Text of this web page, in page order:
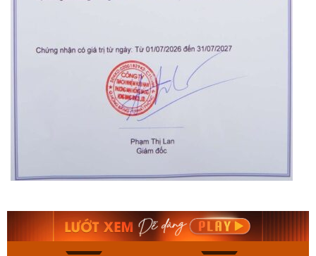
Orient Nam RA-
Mua ngay
Casio Nam MTS-
Mua ngay